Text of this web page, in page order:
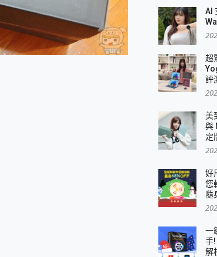
MAG 最會吸的行動電源 開箱 評測
在送飛利浦氣炸鍋
耳機會是智商稅嗎?
卡體驗，專案價最低 NT$0 起
版開賣，攜手味全龍進駐大巨蛋萬人盛典
AI
超
評
美
與
定
好
您
隨
一
手
解